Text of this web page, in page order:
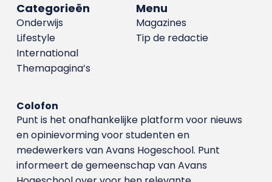
Menu
Magazines
Tip de redactie
Categorieën
Onderwijs
Lifestyle
International
Themapagina’s
Colofon
Punt is het onafhankelijke platform voor nieuws
en opinievorming voor studenten en
medewerkers van Avans Hoge­school. Punt
informeert de gemeenschap van Avans